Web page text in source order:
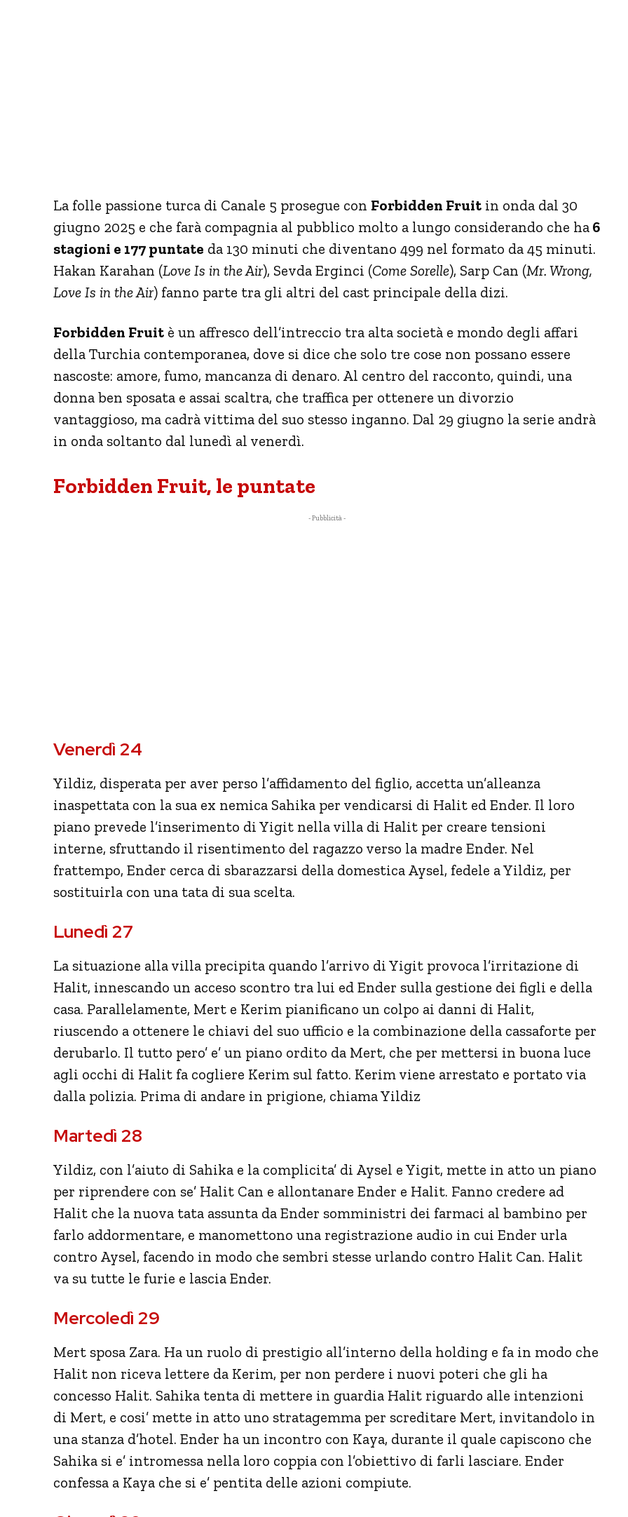
La folle passione turca di Canale 5 prosegue con Forbidden Fruit in onda dal 30
giugno 2025 e che farà compagnia al pubblico molto a lungo considerando che ha 6
stagioni e 177 puntate da 130 minuti che diventano 499 nel formato da 45 minuti.
Hakan Karahan (Love Is in the Air), Sevda Erginci (Come Sorelle), Sarp Can (Mr. Wrong,
Love Is in the Air) fanno parte tra gli altri del cast principale della dizi.
Forbidden Fruit è un affresco dell’intreccio tra alta società e mondo degli affari
della Turchia contemporanea, dove si dice che solo tre cose non possano essere
nascoste: amore, fumo, mancanza di denaro. Al centro del racconto, quindi, una
donna ben sposata e assai scaltra, che traffica per ottenere un divorzio
vantaggioso, ma cadrà vittima del suo stesso inganno. Dal 29 giugno la serie andrà
in onda soltanto dal lunedì al venerdì.
Forbidden Fruit, le puntate
- Pubblicità -
Venerdì 24
Yildiz, disperata per aver perso l’affidamento del figlio, accetta un’alleanza
inaspettata con la sua ex nemica Sahika per vendicarsi di Halit ed Ender. Il loro
piano prevede l’inserimento di Yigit nella villa di Halit per creare tensioni
interne, sfruttando il risentimento del ragazzo verso la madre Ender. Nel
frattempo, Ender cerca di sbarazzarsi della domestica Aysel, fedele a Yildiz, per
sostituirla con una tata di sua scelta.
Lunedì 27
La situazione alla villa precipita quando l’arrivo di Yigit provoca l’irritazione di
Halit, innescando un acceso scontro tra lui ed Ender sulla gestione dei figli e della
casa. Parallelamente, Mert e Kerim pianificano un colpo ai danni di Halit,
riuscendo a ottenere le chiavi del suo ufficio e la combinazione della cassaforte per
derubarlo. Il tutto pero’ e’ un piano ordito da Mert, che per mettersi in buona luce
agli occhi di Halit fa cogliere Kerim sul fatto. Kerim viene arrestato e portato via
dalla polizia. Prima di andare in prigione, chiama Yildiz
Martedì 28
Yildiz, con l’aiuto di Sahika e la complicita’ di Aysel e Yigit, mette in atto un piano
per riprendere con se’ Halit Can e allontanare Ender e Halit. Fanno credere ad
Halit che la nuova tata assunta da Ender somministri dei farmaci al bambino per
farlo addormentare, e manomettono una registrazione audio in cui Ender urla
contro Aysel, facendo in modo che sembri stesse urlando contro Halit Can. Halit
va su tutte le furie e lascia Ender.
Mercoledì 29
Mert sposa Zara. Ha un ruolo di prestigio all’interno della holding e fa in modo che
Halit non riceva lettere da Kerim, per non perdere i nuovi poteri che gli ha
concesso Halit. Sahika tenta di mettere in guardia Halit riguardo alle intenzioni
di Mert, e cosi’ mette in atto uno stratagemma per screditare Mert, invitandolo in
una stanza d’hotel. Ender ha un incontro con Kaya, durante il quale capiscono che
Sahika si e’ intromessa nella loro coppia con l’obiettivo di farli lasciare. Ender
confessa a Kaya che si e’ pentita delle azioni compiute.